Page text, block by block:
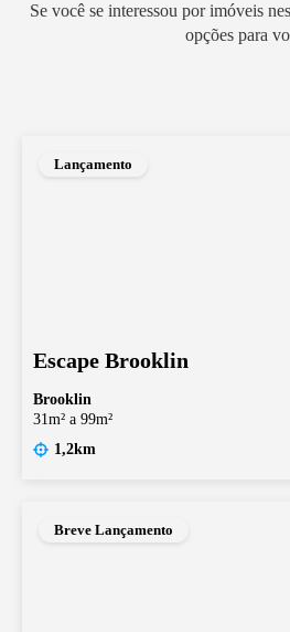
Se você se interessou por imóveis
opções para
Lançamento
Escape Brooklin
Brooklin
31m² a 99m²
1,2km
Breve Lançamento